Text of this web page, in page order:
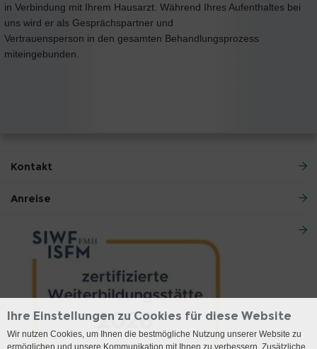
in Verbindung mit Ihrem Hausarzt. Während Ihres Aufenthaltes bei
uns wird er als Gesprächspartner und
Vertrauensperson in den gesamten Behandlungsprozess
miteingebunden.
Kontakt
Anreise
Ihre Einstellungen zu Cookies für diese Website
Wir nutzen Cookies, um Ihnen die bestmögliche Nutzung unserer Website zu
ermöglichen und unsere Kommunikation mit Ihnen zu verbessern. Zusätzliche